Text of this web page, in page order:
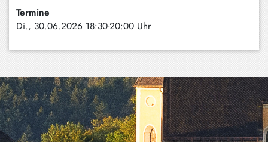
Termine
Di., 30.06.2026 18:30-20:00 Uhr